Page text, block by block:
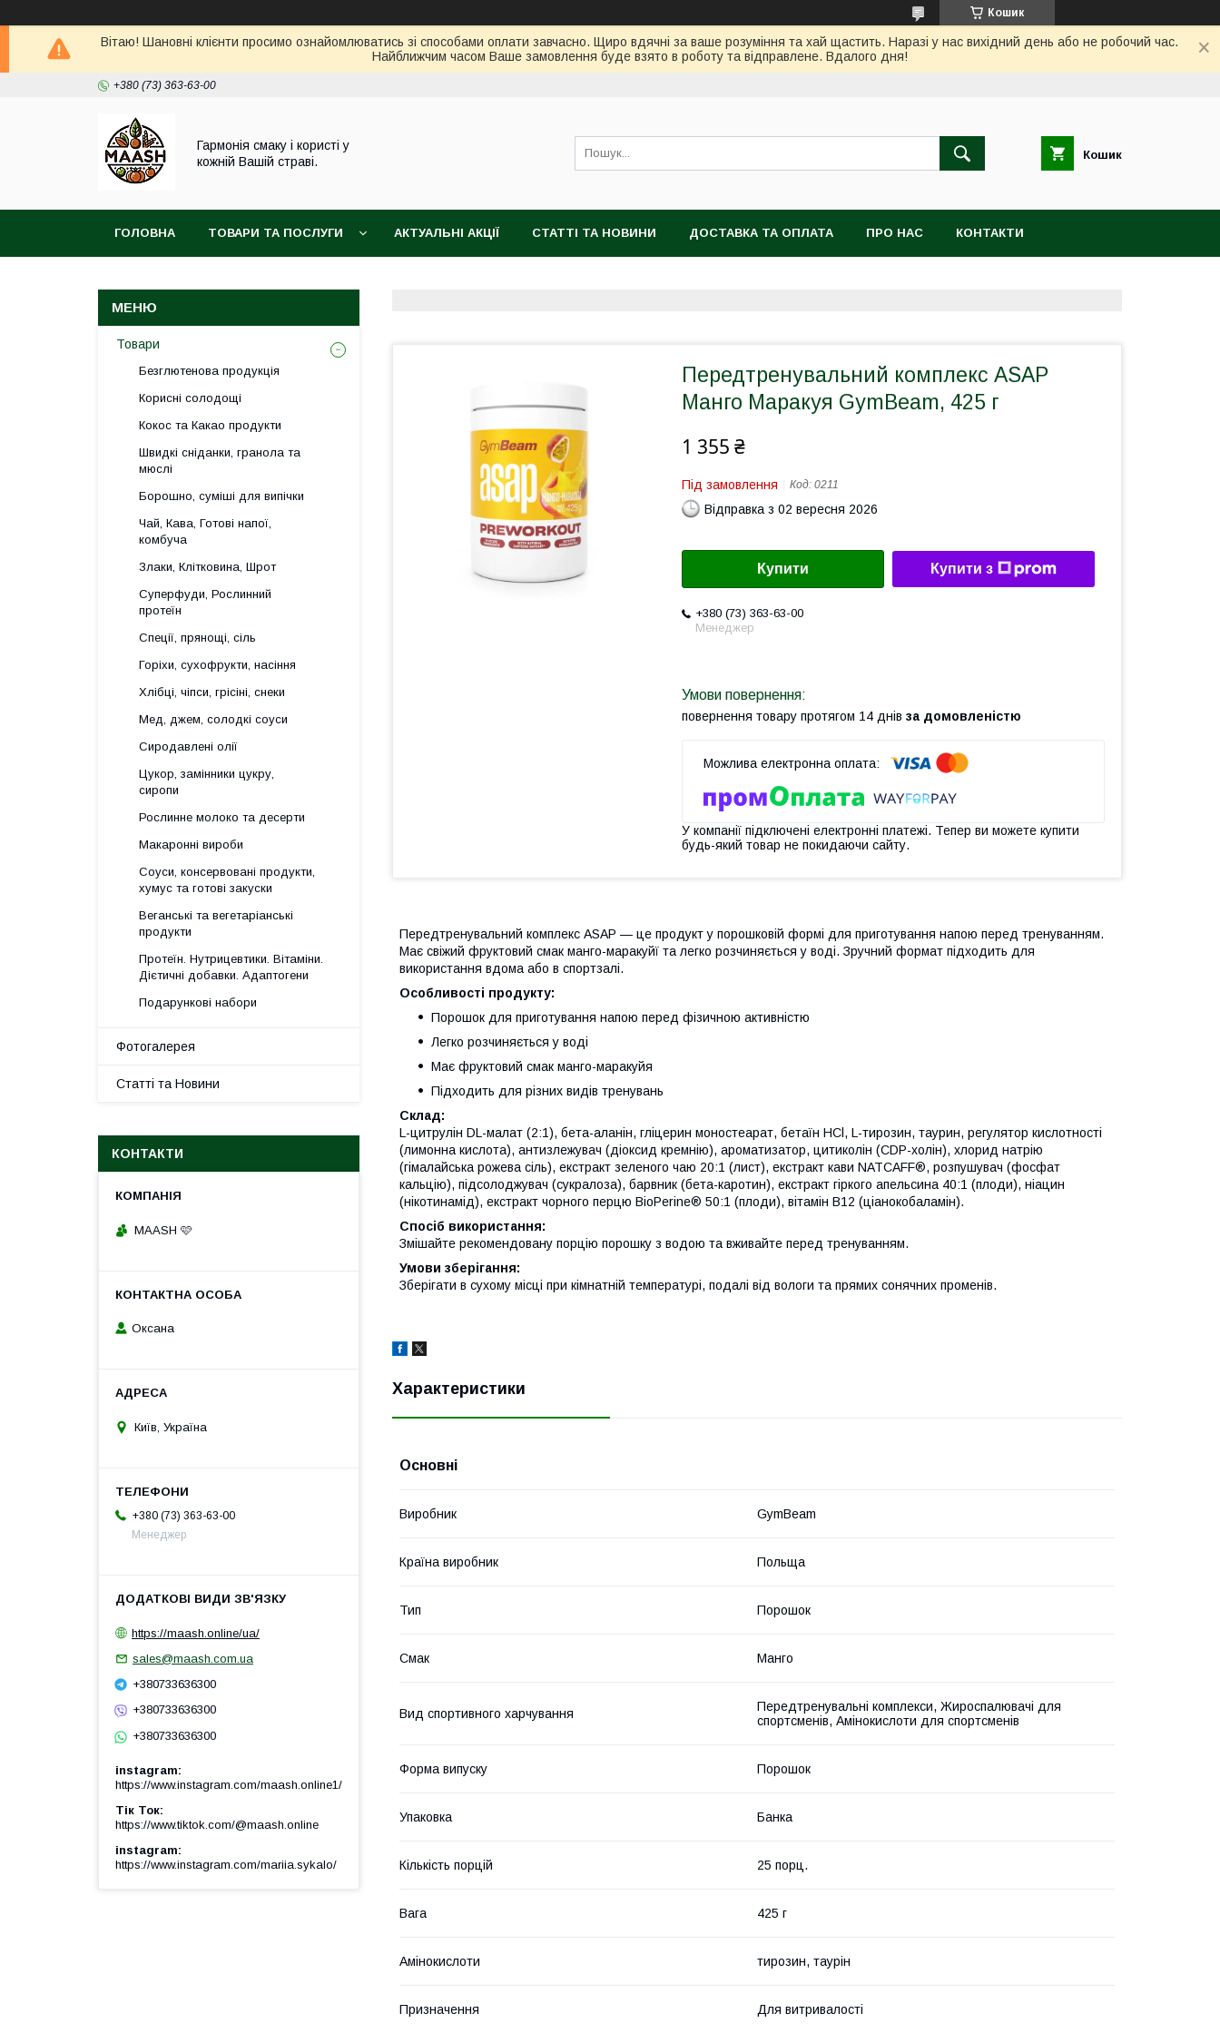
Кошик
Вітаю! Шановні клієнти просимо ознайомлюватись зі способами оплати завчасно. Щиро вдячні за ваше розуміння та хай щастить. Наразі у нас вихідний день або не робочий час.
Найближчим часом Ваше замовлення буде взято в роботу та відправлене. Вдалого дня!
+380 (73) 363-63-00
Гармонія смаку і користі у
кожній Вашій страві.
Кошик
ГОЛОВНА ТОВАРИ ТА ПОСЛУГИ АКТУАЛЬНІ АКЦІЇ СТАТТІ ТА НОВИНИ ДОСТАВКА ТА ОПЛАТА ПРО НАС КОНТАКТИ
Передтренувальний комплекс ASAP
Манго Маракуя GymBeam, 425 г
1 355 ₴
Під замовлення Код: 0211
Відправка з 02 вересня 2026
Купити Купити з
+380 (73) 363-63-00
Менеджер
повернення товару протягом 14 днів за домовленістю
У компанії підключені електронні платежі. Тепер ви можете купити
будь-який товар не покидаючи сайту.
Передтренувальний комплекс ASAP — це продукт у порошковій формі для приготування напою перед тренуванням.
Має свіжий фруктовий смак манго-маракуйї та легко розчиняється у воді. Зручний формат підходить для
використання вдома або в спортзалі.
Особливості продукту:
Порошок для приготування напою перед фізичною активністю
Легко розчиняється у воді
Має фруктовий смак манго-маракуйя
Підходить для різних видів тренувань
Склад:
L-цитрулін DL-малат (2:1), бета-аланін, гліцерин моностеарат, бетаїн HCl, L-тирозин, таурин, регулятор кислотності
(лимонна кислота), антизлежувач (діоксид кремнію), ароматизатор, цитиколін (CDP-холін), хлорид натрію
(гімалайська рожева сіль), екстракт зеленого чаю 20:1 (лист), екстракт кави NATCAFF®, розпушувач (фосфат
кальцію), підсолоджувач (сукралоза), барвник (бета-каротин), екстракт гіркого апельсина 40:1 (плоди), ніацин
(нікотинамід), екстракт чорного перцю BioPerine® 50:1 (плоди), вітамін В12 (ціанокобаламін).
Спосіб використання:
Змішайте рекомендовану порцію порошку з водою та вживайте перед тренуванням.
Умови зберігання:
Зберігати в сухому місці при кімнатній температурі, подалі від вологи та прямих сонячних променів.
Характеристики
Основні
Виробник GymBeam
Країна виробник Польща
Тип Порошок
Смак Манго
Вид спортивного харчування
Передтренувальні комплекси, Жироспалювачі для
спортсменів, Амінокислоти для спортсменів
Форма випуску Порошок
Упаковка Банка
Кількість порцій 25 порц.
Вага 425 г
Амінокислоти тирозин, таурін
Призначення Для витривалості
Товари
Безглютенова продукція
Корисні солодощі
Кокос та Какао продукти
Швидкі сніданки, гранола та
мюслі
Борошно, суміші для випічки
Чай, Кава, Готові напої,
комбуча
Злаки, Клітковина, Шрот
Суперфуди, Рослинний
протеїн
Спеції, прянощі, сіль
Горіхи, сухофрукти, насіння
Хлібці, чіпси, грісіні, снеки
Мед, джем, солодкі соуси
Сиродавлені олії
Цукор, замінники цукру,
сиропи
Рослинне молоко та десерти
Макаронні вироби
Соуси, консервовані продукти,
хумус та готові закуски
Веганські та вегетаріанські
продукти
Протеїн. Нутрицевтики. Вітаміни.
Дієтичні добавки. Адаптогени
Подарункові набори
Фотогалерея
Статті та Новини
КОНТАКТИ
MAASH 🩷
Оксана
Київ, Україна
+380 (73) 363-63-00
Менеджер
https://maash.online/ua/
sales@maash.com.ua
+380733636300
+380733636300
+380733636300
instagram
https://www.instagram.com/maash.online1/
Тік Ток
https://www.tiktok.com/@maash.online
instagram
https://www.instagram.com/mariia.sykalo/